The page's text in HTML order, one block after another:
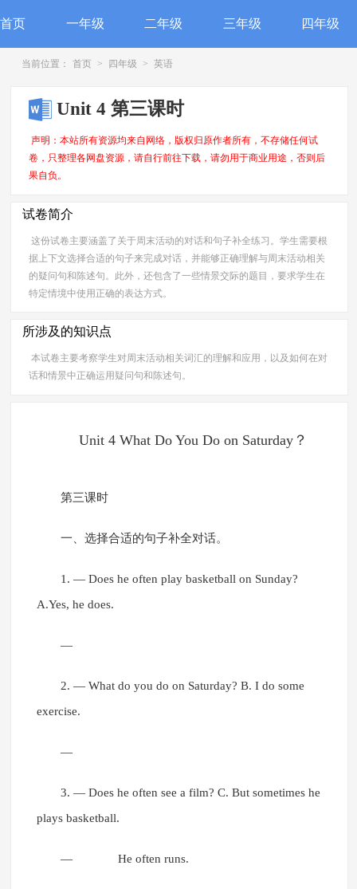
首页 一年级 二年级 三年级 四年级
当前位置： 首页 > 四年级 > 英语
Unit 4 第三课时
声明：本站所有资源均来自网络，版权归原作者所有，不存储任何试
卷，只整理各网盘资源，请自行前往下载，请勿用于商业用途，否则后
果自负。
试卷简介
这份试卷主要涵盖了关于周末活动的对话和句子补全练习。学生需要根
据上下文选择合适的句子来完成对话，并能够正确理解与周末活动相关
的疑问句和陈述句。此外，还包含了一些情景交际的题目，要求学生在
特定情境中使用正确的表达方式。
所涉及的知识点
本试卷主要考察学生对周末活动相关词汇的理解和应用，以及如何在对
话和情景中正确运用疑问句和陈述句。
Unit 4 What Do You Do on Saturday？
第三课时
一、选择合适的句子补全对话。
1. — Does he often play basketball on Sunday?
A.Yes, he does.
—
2. — What do you do on Saturday? B. I do some
exercise.
—
3. — Does he often see a film? C. But sometimes he
plays basketball.
— He often runs.